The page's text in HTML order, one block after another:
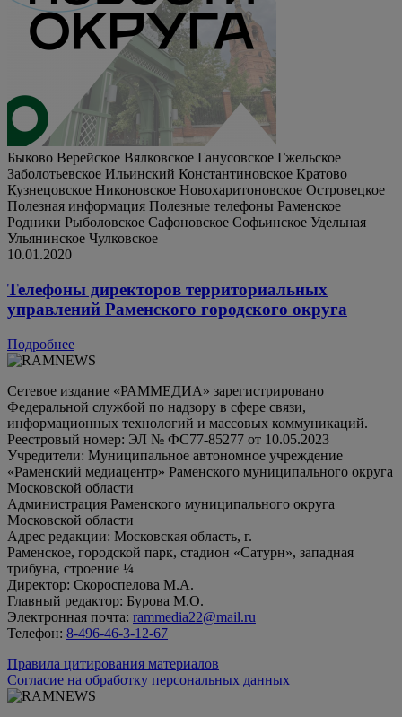
Быково Верейское Вялковское Ганусовское Гжельское
Заболотьевское Ильинский Константиновское Кратово
Кузнецовское Никоновское Новохаритоновское Островецкое
Полезная информация Полезные телефоны Раменское
Родники Рыболовское Сафоновское Софьинское Удельная
Ульянинское Чулковское
10.01.2020
Телефоны директоров территориальных
управлений Раменского городского округа
Подробнее
Сетевое издание «РАММЕДИА» зарегистрировано
Федеральной службой по надзору в сфере связи,
информационных технологий и массовых коммуникаций.
Реестровый номер: ЭЛ № ФС77-85277 от 10.05.2023
Учредители: Муниципальное автономное учреждение
«Раменский медиацентр» Раменского муниципального округа
Московской области
Администрация Раменского муниципального округа
Московской области
Адрес редакции: Московская область, г.
Раменское, городской парк, стадион «Сатурн», западная
трибуна, строение ¼
Директор: Скороспелова М.А.
Главный редактор: Бурова М.О.
Электронная почта: rammedia22@mail.ru
Телефон: 8-496-46-3-12-67
Правила цитирования материалов
Согласие на обработку персональных данных